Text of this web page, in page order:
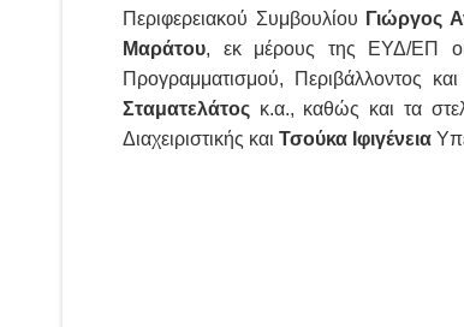
Περιφερειακού Συμβουλίου Γιώργος
Μαράτου, εκ μέρους της ΕΥΔ/ΕΠ
Προγραμματισμού, Περιβάλλοντος
Σταματελάτος κ.α., καθώς και τα
Διαχειριστικής και Τσούκα Ιφιγένεια